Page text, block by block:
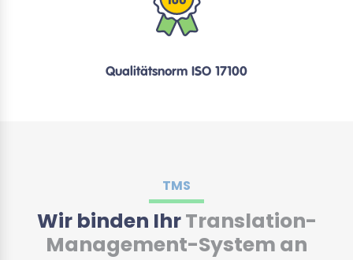
Qualitätsnorm ISO 17100
TMS
Wir binden IhrTranslation-
Management-System an